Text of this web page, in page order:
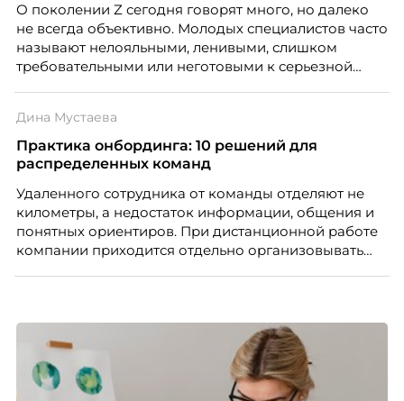
О поколении Z сегодня говорят много, но далеко
не всегда объективно. Молодых специалистов часто
называют нелояльными, ленивыми, слишком
требовательными или неготовыми к серьезной
кадровых ошибок. В этой статье Марина Ускова,
руководитель отдела подбора персонала
рекрутинговой компании, разбирает самые
почему устаревшие представления мешают
бизнесу находить и удерживать сильных
сотрудников.
Дина Мустаева
Практика онбординга: 10 решений для
распределенных команд
Удаленного сотрудника от команды отделяют не
километры, а недостаток информации, общения и
понятных ориентиров. При дистанционной работе
компании приходится отдельно организовывать
рассказывает, как выстроить адаптацию
распределенной команды без лишнего контроля и
бесконечных созвонов.